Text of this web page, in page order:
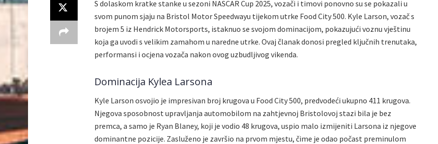
S dolaskom kratke stanke u sezoni NASCAR Cup 2025, vozači i timovi ponovno su se pokazali u
svom punom sjaju na Bristol Motor Speedwayu tijekom utrke Food City 500. Kyle Larson, vozač s
brojem 5 iz Hendrick Motorsports, istaknuo se svojom dominacijom, pokazujući voznu vještinu
koja ga uvodi s velikim zamahom u naredne utrke. Ovaj članak donosi pregled ključnih trenutaka,
performansi i ocjena vozača nakon ovog uzbudljivog vikenda.
Dominacija Kylea Larsona
Kyle Larson osvojio je impresivan broj krugova u Food City 500, predvodeći ukupno 411 krugova.
Njegova sposobnost upravljanja automobilom na zahtjevnoj Bristolovoj stazi bila je bez
premca, a samo je Ryan Blaney, koji je vodio 48 krugova, uspio malo izmijeniti Larsona iz njegove
dominantne pozicije. Zasluženo je završio na prvom mjestu, čime je odao počast preminulom